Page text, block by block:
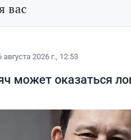
вас
августа 2026 г., 12:53
может оказаться